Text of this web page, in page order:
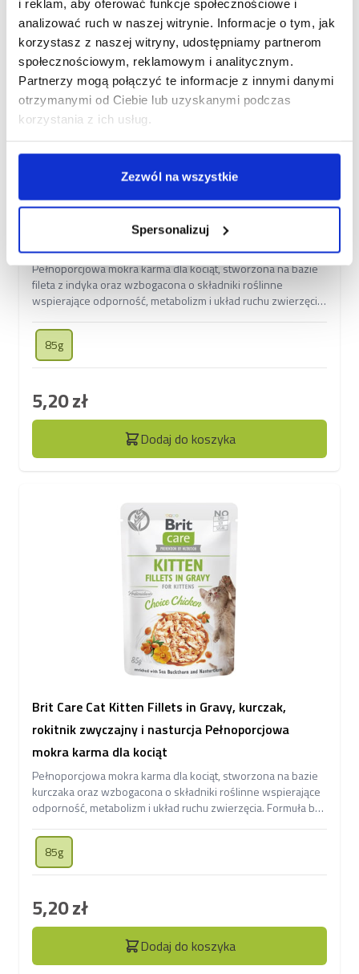
i reklam, aby oferować funkcje społecznościowe i
analizować ruch w naszej witrynie. Informacje o tym, jak
korzystasz z naszej witryny, udostępniamy partnerom
społecznościowym, reklamowym i analitycznym.
Partnerzy mogą połączyć te informacje z innymi danymi
otrzymanymi od Ciebie lub uzyskanymi podczas
korzystania z ich usług.
Zezwól na wszystkie
Spersonalizuj
Brit Care Cat Kitten Fillets in Gravy, indyk, rokitnik
zwyczajny i nasturcja Pełnoporcjowa mokra karma
Pełnoporcjowa mokra karma dla kociąt, stworzona na bazie
fileta z indyka oraz wzbogacona o składniki roślinne
wspierające odporność, metabolizm i układ ruchu zwierzęcia.
85g
5,20 zł
Dodaj do koszyka
Brit Care Cat Kitten Fillets in Gravy, kurczak,
rokitnik zwyczajny i nasturcja Pełnoporcjowa
mokra karma dla kociąt
Pełnoporcjowa mokra karma dla kociąt, stworzona na bazie
kurczaka oraz wzbogacona o składniki roślinne wspierające
odporność, metabolizm i układ ruchu zwierzęcia. Formuła bez
85g
5,20 zł
Dodaj do koszyka